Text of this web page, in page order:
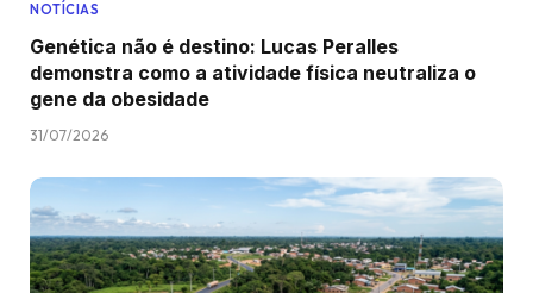
NOTÍCIAS
Genética não é destino: Lucas Peralles
demonstra como a atividade física neutraliza o
gene da obesidade
31/07/2026